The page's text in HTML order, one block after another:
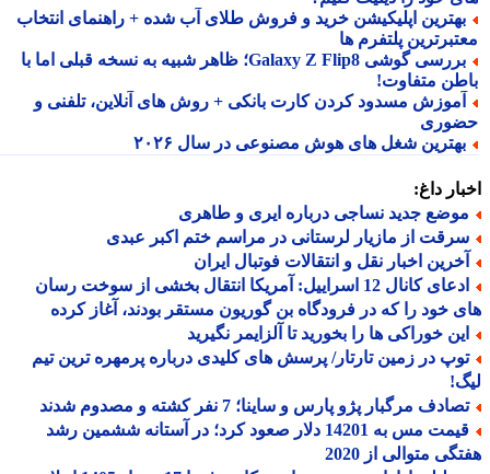
اپلیکیشن خرید و فروش طلای آب شده + راهنمای انتخاب
پلتفرم ها
بررسی گوشی Galaxy Z Flip8؛ ظاهر شبیه به نسخه قبلی اما با
متفاوت!
مسدود کردن کارت بانکی + روش های آنلاین، تلفنی و
شغل های هوش مصنوعی در سال ۲۰۲۶
داغ:
جدید نساجی درباره ایری و طاهری
از مازیار لرستانی در مراسم ختم اکبر عبدی
اخبار نقل و انتقالات فوتبال ایران
ادعای کانال 12 اسراییل: آمریکا انتقال بخشی از سوخت رسان
خود را که در فرودگاه بن گوریون مستقر بودند، آغاز کرده
خوراکی ها را بخورید تا آلزایمر نگیرید
در زمین تارتار/ پرسش های کلیدی درباره پرمهره ترین تیم
مرگبار پژو پارس و ساینا؛ 7 نفر کشته و مصدوم شدند
قیمت مس به 14201 دلار صعود کرد؛ در آستانه ششمین رشد
متوالی از 2020